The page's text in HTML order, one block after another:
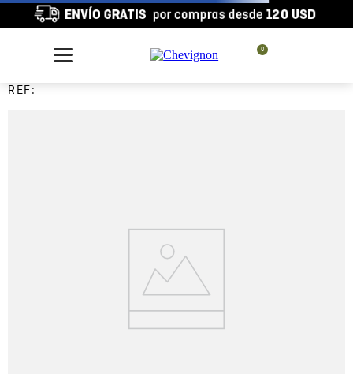
0
REF: